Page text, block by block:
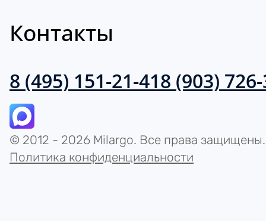
Контакты
8 (495) 151-21-418 (903)
© 2012 - 2026 Milargo. Все права защищены.
Политика конфиденциальности